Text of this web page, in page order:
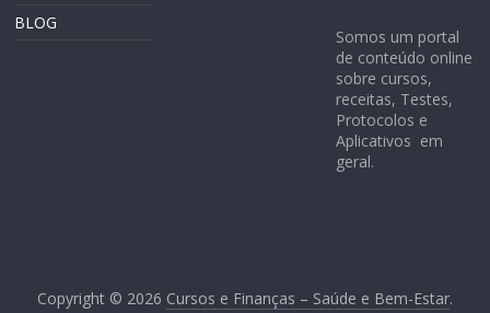
BLOG
Somos um portal
de conteúdo online
sobre cursos,
receitas, Testes,
Protocolos e
Aplicativos em
geral.
Copyright © 2026 Cursos e Finanças – Saúde e Bem-Estar.